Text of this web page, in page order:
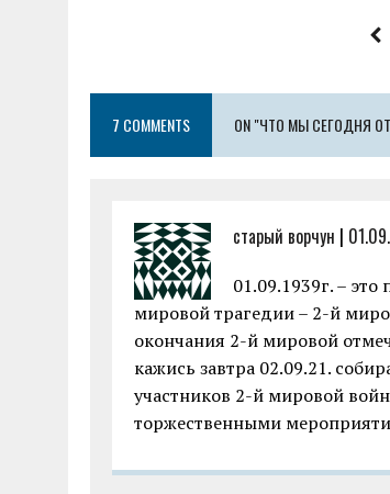
o
o
k
r A
p
p
g
er
ai
7 COMMENTS ON "ЧТО МЫ СЕГОДНЯ
старый ворчун |
01.09.1939г. –
мировой трагедии – 2-й
окончания 2-й мировой
кажись завтра 02.09.21.
участников 2-й мировой
торжественными